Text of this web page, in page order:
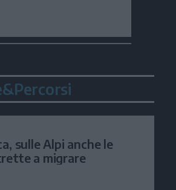
sulle Alpi anche le
a migrare